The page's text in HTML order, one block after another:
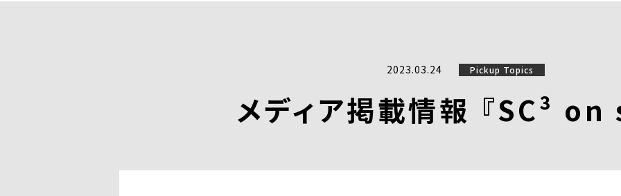
2023.03.24 Pickup Topics
メディア掲載情報 『SC³ on